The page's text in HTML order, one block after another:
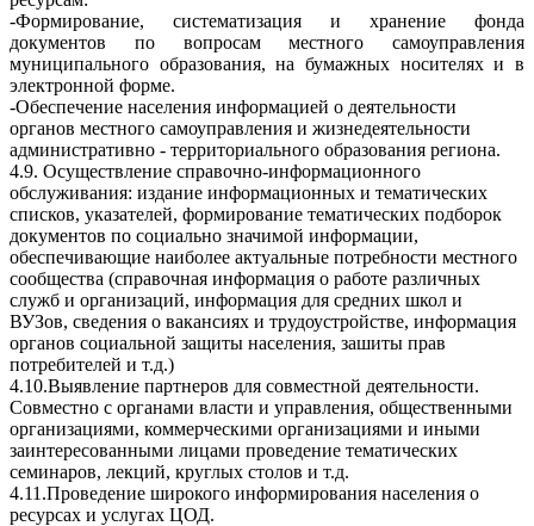
-Формирование, систематизация и хранение фонда
документов по вопросам местного самоуправления
муниципального образования, на бумажных носителях и в
электронной форме.
-Обеспечение населения информацией о деятельности
органов местного самоуправления и жизнедеятельности
административно - территориального образования региона.
4.9. Осуществление справочно-информационного
обслуживания: издание информационных и тематических
списков, указателей, формирование тематических подборок
документов по социально значимой информации,
обеспечивающие наиболее актуальные потребности местного
сообщества (справочная информация о работе различных
служб и организаций, информация для средних школ и
ВУЗов, сведения о вакансиях и трудоустройстве, информация
органов социальной защиты населения, зашиты прав
потребителей и т.д.)
4.10.Выявление партнеров для совместной деятельности.
Совместно с органами власти и управления, общественными
организациями, коммерческими организациями и иными
заинтересованными лицами проведение тематических
семинаров, лекций, круглых столов и т.д.
4.11.Проведение широкого информирования населения о
ресурсах и услугах ЦОД.